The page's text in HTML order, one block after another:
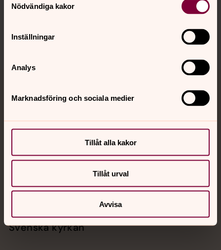
Nödvändiga kakor
Inställningar
Analys
Marknadsföring och sociala medier
Tillåt alla kakor
Tillåt urval
Avvisa
Jourhavande präst
med en präst på kvällar och nätter.
Chatt
Svenska kyrkan